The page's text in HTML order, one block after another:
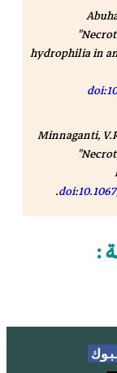
hydrophilia in
doi:
Minnaganti,
doi:
.
: